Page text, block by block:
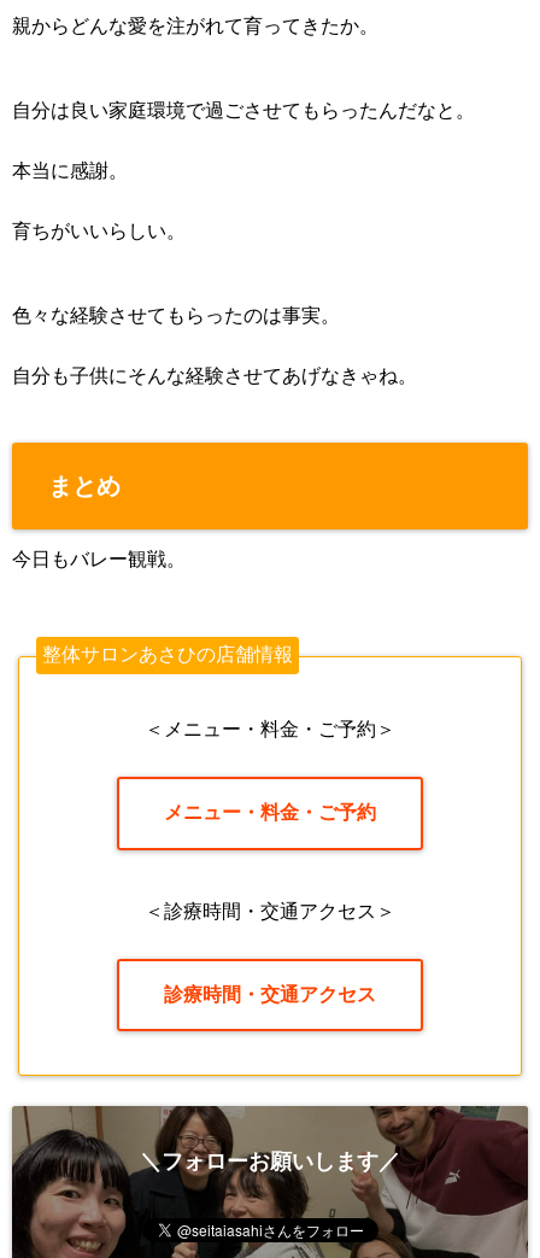
親からどんな愛を注がれて育ってきたか。
自分は良い家庭環境で過ごさせてもらったんだなと。
本当に感謝。
育ちがいいらしい。
色々な経験させてもらったのは事実。
自分も子供にそんな経験させてあげなきゃね。
まとめ
今日もバレー観戦。
整体サロンあさひの店舗情報
＜メニュー・料金・ご予約＞
メニュー・料金・ご予約
＜診療時間・交通アクセス＞
診療時間・交通アクセス
＼フォローお願いします／